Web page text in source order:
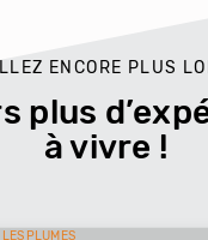
ENCORE PLUS
plus
à vivre !